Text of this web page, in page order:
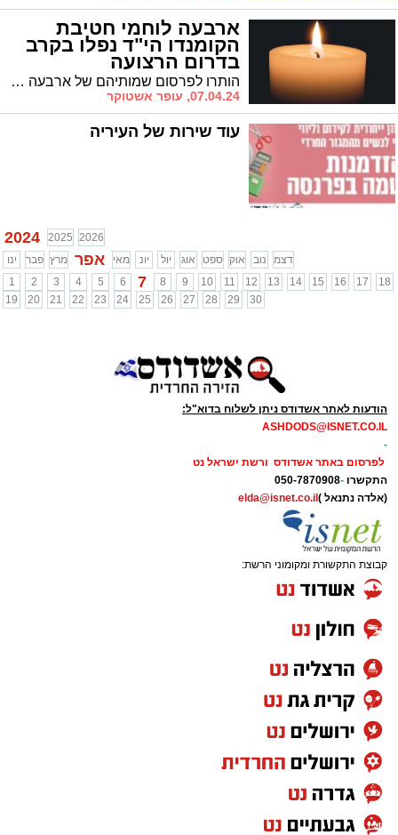
ארבעה לוחמי חטיבת
הקומנדו הי"ד נפלו בקרב
בדרום הרצועה
הותרו לפרסום שמותיהם של ארבעה חללי צה"ל אשר הודעה נמסרה למשפחותיהם. הלוחמים נפלו בקרב בדרום הרצועה, הופתעו על ידי מחבלים שהגיחו מפיר מנהרה באיזור חאן יונס
07.04.24, עופר אשטוקר
עוד שירות של העיריה
2024 2025 2026
ינו
פבר מרץ אפר מאי יונ יול אוג ספט אוק נוב
דצמ
1
2 3 4 5 6 7 8 9 10 11 12 13 14 15 16 17
18
19
20 21 22 23 24 25 26 27 28 29 30
הודעות לאתר אשדודס ניתן לשלוח בדוא"ל:
ASHDODS@ISNET.CO.IL
-
לפרסום באתר אשדודס ורשת ישראל נט
התקשרו -
050-7870908
(אלדה נתנאל ) elda@isnet.co.il
קבוצת התקשורת ומקומוני הרשת: